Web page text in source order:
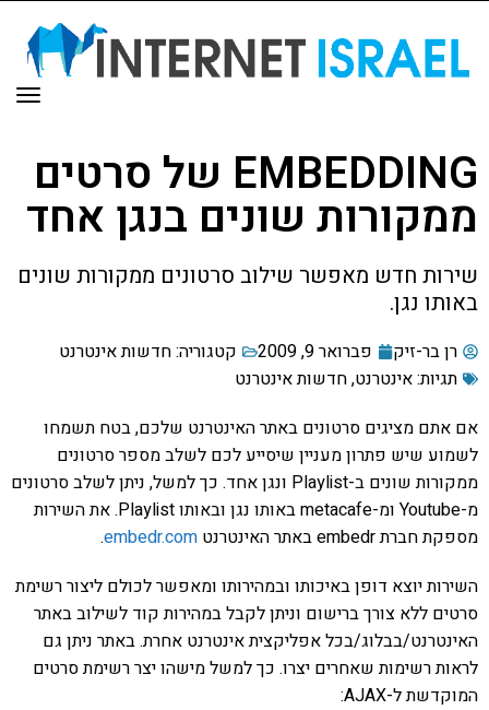
EMBEDDING של סרטים
ממקורות שונים בנגן אחד
שירות חדש מאפשר שילוב סרטונים ממקורות שונים
באותו נגן.
רן בר-זיק פברואר 9, 2009 קטגוריה:חדשות אינטרנט
תגיות:אינטרנט,חדשות אינטרנט
אם אתם מציגים סרטונים באתר האינטרנט שלכם, בטח תשמחו
לשמוע שיש פתרון מעניין שיסייע לכם לשלב מספר סרטונים
ממקורות שונים ב-Playlist ונגן אחד. כך למשל, ניתן לשלב סרטונים
מ-Youtube ומ-metacafe באותו נגן ובאותו Playlist. את השירות
מספקת חברת embedr באתר האינטרנט
embedr.com
.
השירות יוצא דופן באיכותו ובמהירותו ומאפשר לכולם ליצור רשימת
סרטים ללא צורך ברישום וניתן לקבל במהירות קוד לשילוב באתר
האינטרנט/בבלוג/בכל אפליקצית אינטרנט אחרת. באתר ניתן גם
לראות רשימות שאחרים יצרו. כך למשל מישהו יצר רשימת סרטים
המוקדשת ל-AJAX: